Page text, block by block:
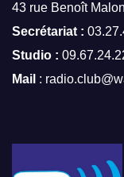
43 rue Benoît
Secrétariat :
Studio :
Mail :